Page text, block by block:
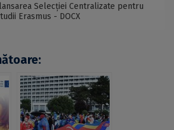
Selecției Centralizate pentru
Erasmus - DOCX